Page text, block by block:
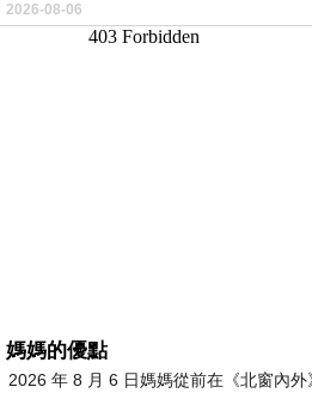
2026-08-06
媽媽的優點
2026 年 8 月 6 日媽媽從前在《北窗內